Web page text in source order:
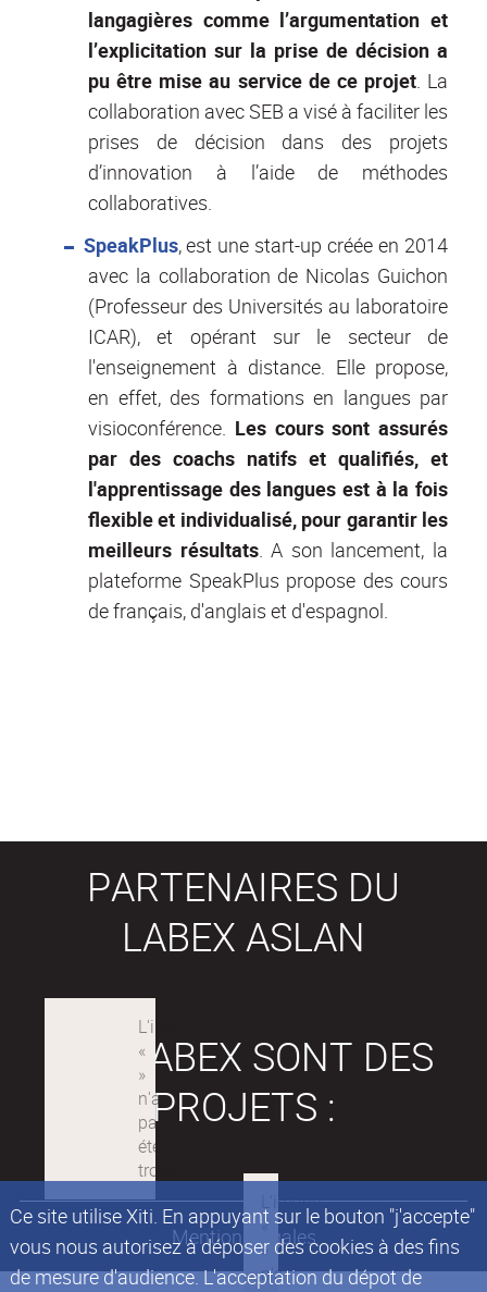
Ce site utilise Xiti. En appuyant sur le bouton "j'accepte"
vous nous autorisez à déposer des cookies à des fins
de mesure d'audience. L'acceptation du dépot de
langagières comme l’argumentation et
l’explicitation sur la prise de décision a
pu être mise au service de ce projet. La
collaboration avec SEB a visé à faciliter les
prises de décision dans des projets
d’innovation à l’aide de méthodes
collaboratives.
SpeakPlus, est une start-up créée en 2014
avec la collaboration de Nicolas Guichon
(Professeur des Universités au laboratoire
ICAR), et opérant sur le secteur de
l'enseignement à distance. Elle propose,
en effet, des formations en langues par
visioconférence. Les cours sont assurés
par des coachs natifs et qualifiés, et
l'apprentissage des langues est à la fois
flexible et individualisé, pour garantir les
meilleurs résultats. A son lancement, la
plateforme SpeakPlus propose des cours
de français, d'anglais et d'espagnol.
PARTENAIRES DU
LABEX ASLAN
LES LABEX SONT DES
PROJETS :
Mentions légales